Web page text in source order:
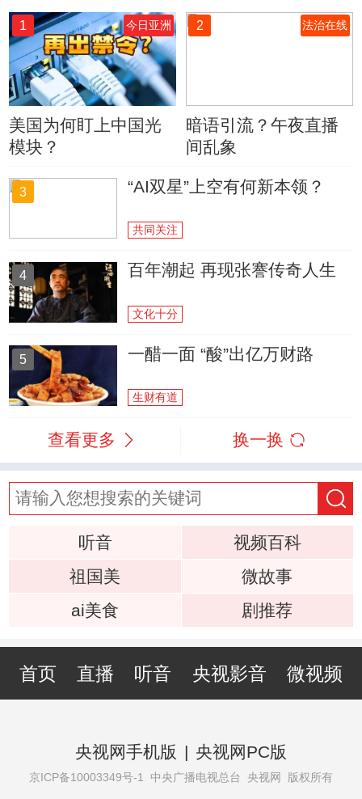
1 今日亚洲
美国为何盯上中国光
模块？
2 法治在线
暗语引流？午夜直播
间乱象
3 “AI双星”上空有何新本领？
共同关注
4 百年潮起 再现张謇传奇人生
文化十分
5 一醋一面 “酸”出亿万财路
生财有道
查看更多 换一换
听音
视频百科
祖国美
微故事
ai美食
剧推荐
首页 直播 听音 央视影音 微视频
央视网手机版 | 央视网PC版
京ICP备10003349号-1 中央广播电视总台 央视网 版权所有